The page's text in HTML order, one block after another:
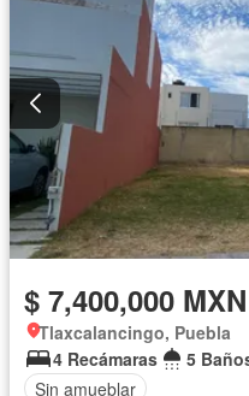
$ 7,400,000 MXN
Tlaxcalancingo, Puebla
4 Recámaras
5
Sin amueblar